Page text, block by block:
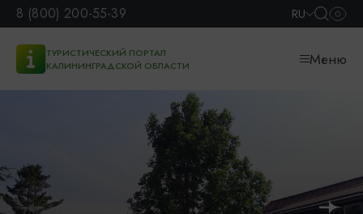
8 (800) 200-55-39 RU
ТУРИСТИЧЕСКИЙ ПОРТАЛ
КАЛИНИНГРАДСКОЙ ОБЛАСТИ
Меню